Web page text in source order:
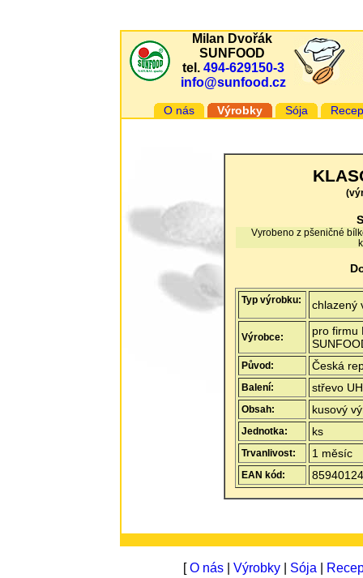
Milan Dvořák
SUNFOOD
tel. 494-629150-3
info@sunfood.cz
O nás Výrobky Sója
Vyrobeno z pšeničné
Typ výrobku: chlazený
Výrobce:
pro firmu
Původ: Česká
Balení: střevo UH
Obsah: kusový
Jednotka: ks
Trvanlivost: 1 měsíc
EAN kód:
[O nás Výrobky Sója